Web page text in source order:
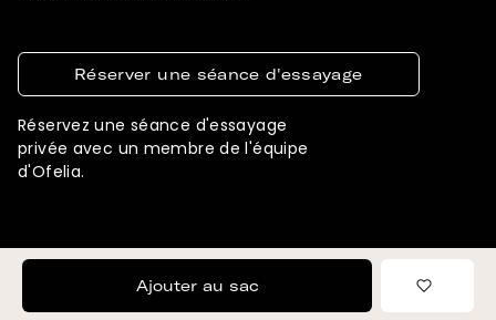
Ajouter au sac
Réserver une séance d'essayage
Réservez une séance d'essayage
privée avec un membre de l'équipe
d'Ofelia.
© 2026 OFELIA. TOUS DROITS RÉSERVÉS
CONÇU ET DÉVELOPPÉ PAR SIGNIFLY